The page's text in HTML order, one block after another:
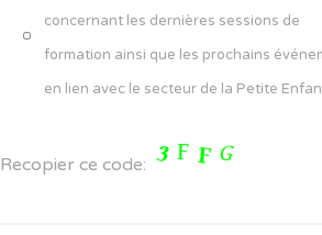
concernant les dernières sessions de
formation ainsi que les prochains
en lien avec le secteur de la Petite
Recopier ce code: